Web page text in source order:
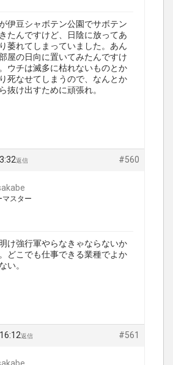
伊豆シャボテン公園でサボテン
たんですけど、日陰に放ってあ
萎れてしまっていました。あん
屋の日向に置いてみたんですけ
ウチは滅多に枯れないものとか
死なせてしまうので、なんとか
抜け出すために頑張れ。
#560
返信
マスター
け強行軍やらなきゃならないか
どこでも仕事できる業種でよか
い。
#561
返信